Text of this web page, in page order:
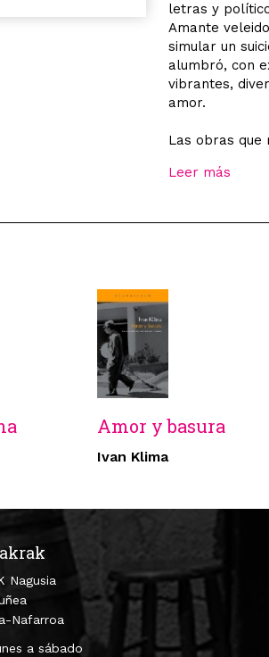
letras y
Amante
simular un
alumbró, con
vibrantes,
amor.
Las obras que
Leer más
Amor y basura
Ivan Klima
Nagusia
Nafarroa
a sábado